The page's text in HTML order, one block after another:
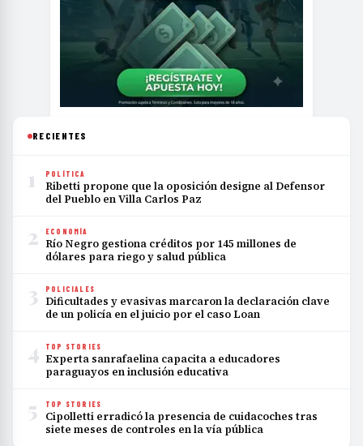
RECIENTES
1 POLÍTICA
Ribetti propone que la oposición designe al Defensor
del Pueblo en Villa Carlos Paz
2 ECONOMÍA
Río Negro gestiona créditos por 145 millones de
dólares para riego y salud pública
3 POLICIALES
Dificultades y evasivas marcaron la declaración clave
de un policía en el juicio por el caso Loan
4 TOP STORIES
Experta sanrafaelina capacita a educadores
paraguayos en inclusión educativa
5 TOP STORIES
Cipolletti erradicó la presencia de cuidacoches tras
siete meses de controles en la vía pública